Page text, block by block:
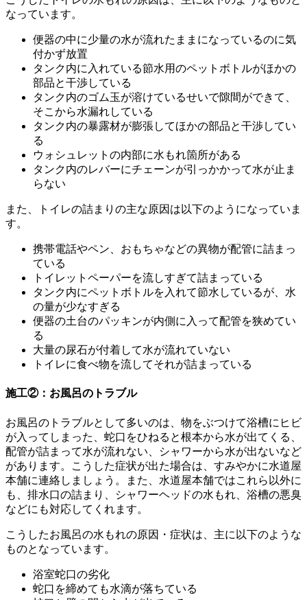
なっています。
便器の中に少量の水が流れたままになっているのに気
付かず放置
タンク内に入れている節水用のペットボトルがほかの
部品と干渉している
タンク内のゴム玉が溶けているせいで隙間ができて、
そこから水漏れしている
タンク内の暴露材が膨張してほかの部品と干渉してい
る
ウォシュレットの内部に水もれ箇所がある
タンク内のレバーにチェーンが引っかかって水が止ま
らない
また、トイレの詰まりの主な原因は以下のようになっていま
す。
携帯電話やペン、おもちゃなどの異物が配管に詰まっ
ている
トイレットペーパーを流しすぎて詰まっている
タンク内にペットボトルを入れて節水しているが、水
の量が少なすぎる
便器の土台のパッキンが内側に入って配管を狭めてい
る
大量の尿石が付着して水が流れていない
トイレに食べ物を流してそれが詰まっている
施工②：お風呂のトラブル
お風呂のトラブルとして多いのは、物をぶつけて浴槽にヒビ
が入ってしまった、蛇口をひねると根本から水が出てくる、
配管が詰まって水が流れない、シャワーから水が出ないなど
があります。こうした症状が出た場合は、すみやかに水道屋
本舗に連絡しましょう。また、水道屋本舗ではこれら以外に
も、排水口の詰まり、シャワーヘッドの水もれ、浴槽の悪臭
などにも対応してくれます。
こうしたお風呂の水もれの原因・症状は、主に以下のような
ものとなっています。
浴室蛇口の劣化
蛇口を締めても水滴が落ちている